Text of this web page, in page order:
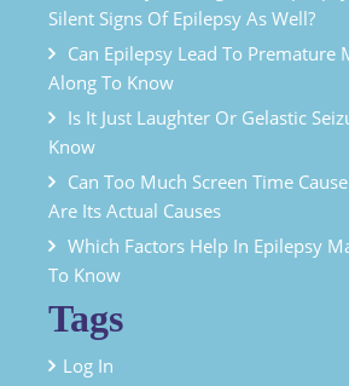
Silent Signs Of Epilepsy As Well?
Can Epilepsy Lead To Premature
Along To Know
Is It Just Laughter Or Gelastic
Know
Can Too Much Screen Time
Are Its Actual Causes
Which Factors Help In Epilepsy
To Know
Tags
Log In